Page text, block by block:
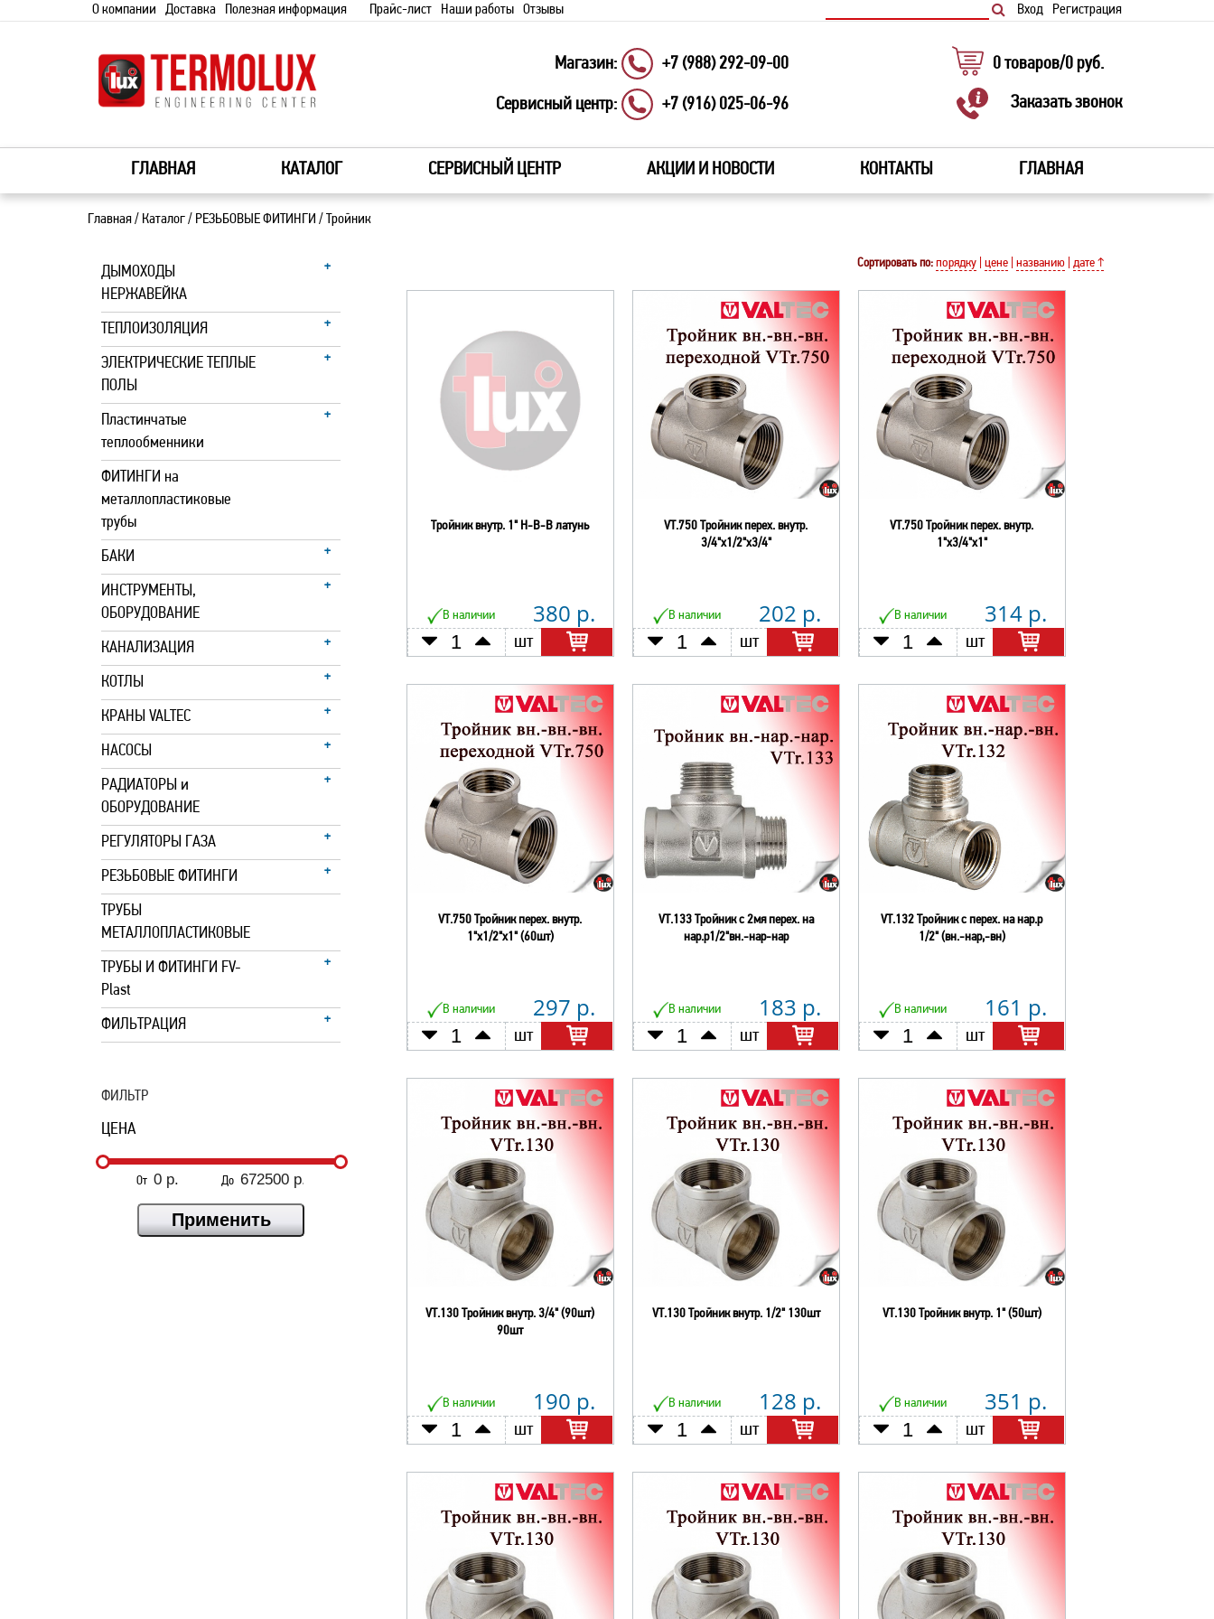
Прайс-лист
О компании Доставка Полезная информация Наши работы Отзывы Вход Регистрация
Магазин: +7 (988) 292-09-00
Сервисный центр: +7 (916) 025-06-96
0 товаров/0 руб.
Заказать звонок
ГЛАВНАЯ КАТАЛОГ СЕРВИСНЫЙ ЦЕНТР АКЦИИ И НОВОСТИ КОНТАКТЫ ГЛАВНАЯ
Главная/ Каталог/ РЕЗЬБОВЫЕ ФИТИНГИ / Тройник
ДЫМОХОДЫ
НЕРЖАВЕЙКА
ТЕПЛОИЗОЛЯЦИЯ
ЭЛЕКТРИЧЕСКИЕ ТЕПЛЫЕ
ПОЛЫ
Пластинчатые
теплообменники
ФИТИНГИ на
металлопластиковые
трубы
БАКИ
ИНСТРУМЕНТЫ,
ОБОРУДОВАНИЕ
КАНАЛИЗАЦИЯ
КОТЛЫ
КРАНЫ VALTEC
НАСОСЫ
РАДИАТОРЫ и
ОБОРУДОВАНИЕ
РЕГУЛЯТОРЫ ГАЗА
РЕЗЬБОВЫЕ ФИТИНГИ
ТРУБЫ
МЕТАЛЛОПЛАСТИКОВЫЕ
ТРУБЫ И ФИТИНГИ FV-
Plast
ФИЛЬТРАЦИЯ
ФИЛЬТР
ЦЕНА
От До
Сортировать по: порядку цене названию дате ↑
Тройник внутр. 1" Н-В-В латунь
В наличии 380 р.
шт
VT.750 Тройник перех. внутр.
3/4"х1/2"х3/4"
В наличии 202 р.
шт
VT.750 Тройник перех. внутр.
1"х3/4"х1"
В наличии 314 р.
шт
VT.750 Тройник перех. внутр.
1"х1/2"х1" (60шт)
В наличии 297 р.
шт
VT.133 Тройник с 2мя перех. на
нар.р1/2"вн.-нар-нар
В наличии 183 р.
шт
VT.132 Тройник с перех. на нар.р
1/2" (вн.-нар,-вн)
В наличии 161 р.
шт
VT.130 Тройник внутр. 3/4" (90шт)
90шт
В наличии 190 р.
шт
VT.130 Тройник внутр. 1/2" 130шт
В наличии 128 р.
шт
VT.130 Тройник внутр. 1" (50шт)
В наличии 351 р.
шт